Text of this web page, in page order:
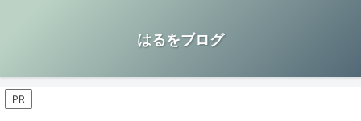
はるをブログ
PR